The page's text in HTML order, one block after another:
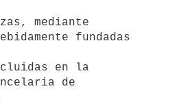
mediante
fundadas
en la
de